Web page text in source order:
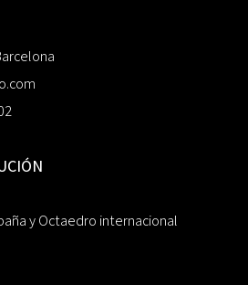
y Octaedro internacional